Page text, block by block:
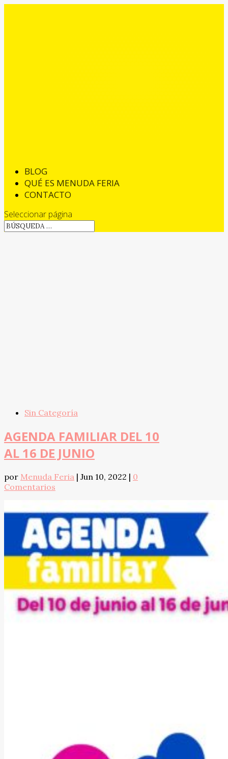
BLOG
QUÉ ES MENUDA FERIA
CONTACTO
Seleccionar página
Sin Categoría
AGENDA FAMILIAR DEL 10
AL 16 DE JUNIO
por Menuda Feria | Jun 10, 2022 | 0
Comentarios